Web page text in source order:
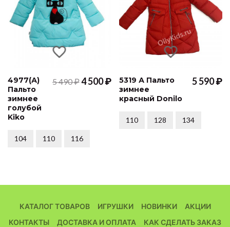
4977(А)
Пальто
зимнее
голубой
Kiko
5 490 ₽4 500 ₽
104 110 116
5319 А Пальто
зимнее
красный Donilo
5 590 ₽
110 128 134
КАТАЛОГ ТОВАРОВ ИГРУШКИ НОВИНКИ
АКЦИИ
КОНТАКТЫ
ДОСТАВКА И ОПЛАТА КАК СДЕЛАТЬ ЗАКАЗ